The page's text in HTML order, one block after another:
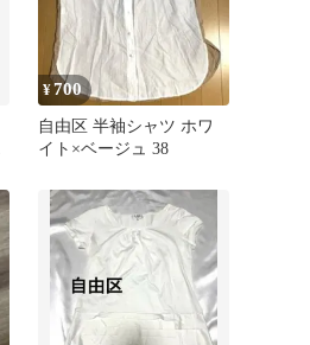
¥700
自由区 半袖シャツ ホワ
イト×ベージュ 38